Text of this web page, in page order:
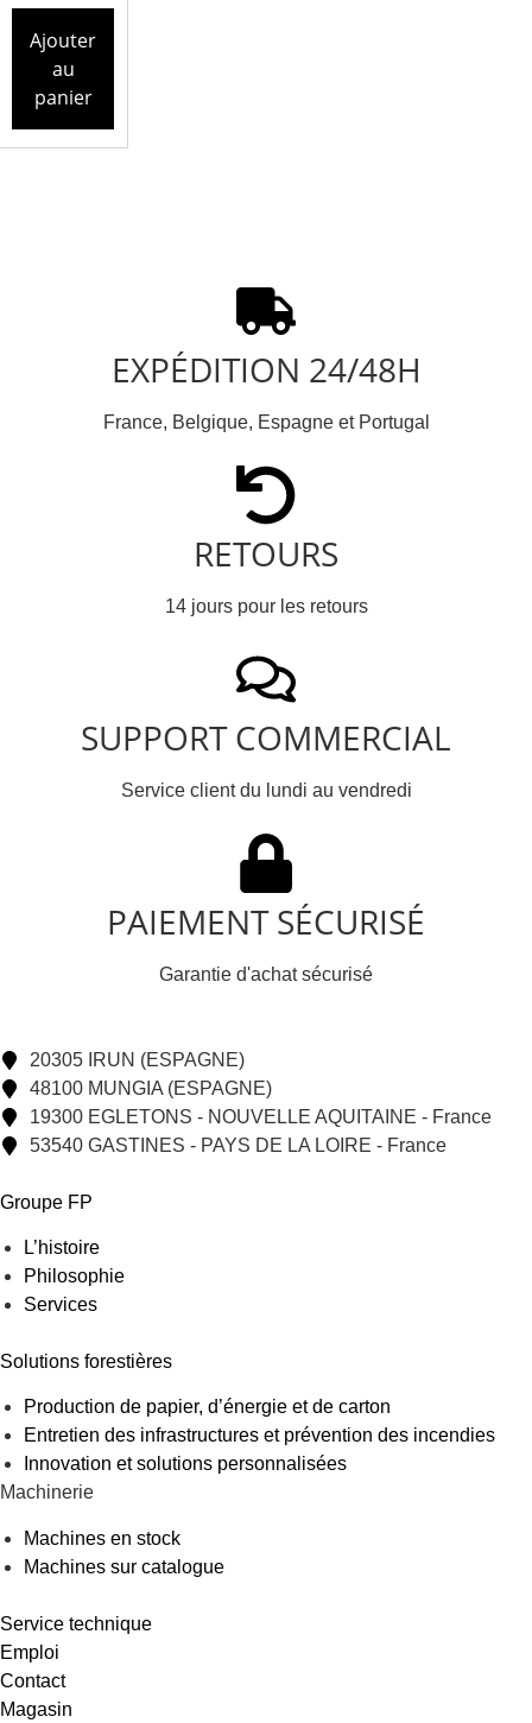
Ajouter
au
panier
EXPÉDITION 24/48H
France, Belgique, Espagne et Portugal
RETOURS
14 jours pour les retours
SUPPORT COMMERCIAL
Service client du lundi au vendredi
PAIEMENT SÉCURISÉ
Garantie d'achat sécurisé
20305 IRUN (ESPAGNE)
48100 MUNGIA (ESPAGNE)
19300 EGLETONS - NOUVELLE AQUITAINE - France
53540 GASTINES - PAYS DE LA LOIRE - France
Groupe FP
L’histoire
Philosophie
Services
Solutions forestières
Production de papier, d’énergie et de carton
Entretien des infrastructures et prévention des incendies
Innovation et solutions personnalisées
Machinerie
Machines en stock
Machines sur catalogue
Service technique
Emploi
Contact
Magasin